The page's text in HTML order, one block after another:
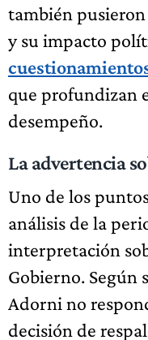
también
y su impacto
que profundizan
desempeño.
La advertencia
Uno de los
análisis de la
interpretación
Gobierno. Según
Adorni no
decisión de